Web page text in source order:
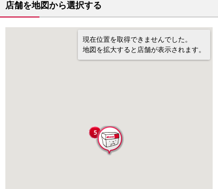
店舗を地図から選択する
現在位置を取得できませんでした。
地図を拡大すると店舗が表示されます。